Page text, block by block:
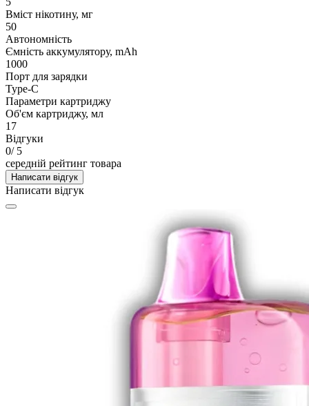
Вміст нікотину, мг
50
Автономність
Ємність аккумулятору, mAh
1000
Порт для зарядки
Type-C
Параметри картриджу
Об'єм картриджу, мл
17
Відгуки
0/ 5
середній рейтинг товара
Написати відгук
Написати відгук